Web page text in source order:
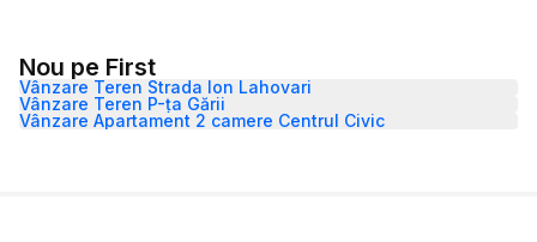
Nou pe First
Vânzare Teren Strada Ion Lahovari
Vânzare Teren P-ța Gării
Vânzare Apartament 2 camere Centrul Civic